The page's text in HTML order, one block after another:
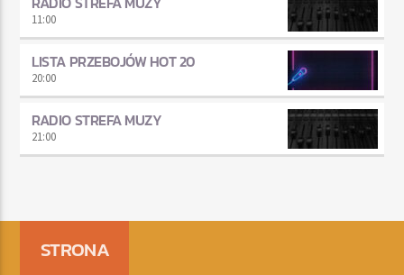
11:00
LISTA PRZEBOJÓW HOT 20
20:00
RADIO STREFA MUZY
21:00
STRONA